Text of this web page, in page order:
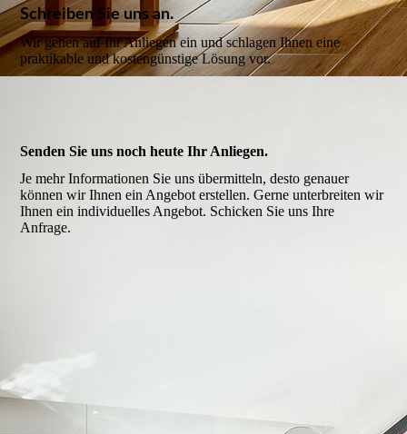
Schreiben Sie uns an.
Wir gehen auf Ihr Anliegen ein und schlagen Ihnen eine
praktikable und kostengünstige Lösung vor.
Senden Sie uns noch heute Ihr Anliegen.
Je mehr Informationen Sie uns übermitteln, desto genauer
können wir Ihnen ein Angebot erstellen. Gerne unterbreiten wir
Ihnen ein individuelles Angebot. Schicken Sie uns Ihre
Anfrage.